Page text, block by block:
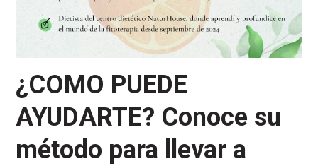
¿COMO PUEDE
AYUDARTE? Conoce su
método para llevar a